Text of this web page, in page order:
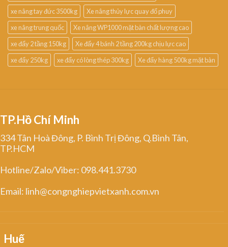
xe nâng tay đức 3500kg
Xe nâng thủy lực quay đổ phuy
xe nâng trung quốc
Xe nâng WP1000 mặt bàn chất lượng cao
xe đẩy 2 tầng 150kg
Xe đẩy 4 bánh 2 tầng 200kg chịu lực cao
xe đẩy 250kg
xe đẩy có lòng thép 300kg Xe đẩy hàng 500kg mặt bàn
TP.Hồ Chí Minh
334 Tân Hoà Đông, P. Bình Trị Đông, Q.Bình Tân,
TP.HCM
Hotline/Zalo/Viber: 098.441.3730
Email: linh@congnghiepvietxanh.com.vn
Huế